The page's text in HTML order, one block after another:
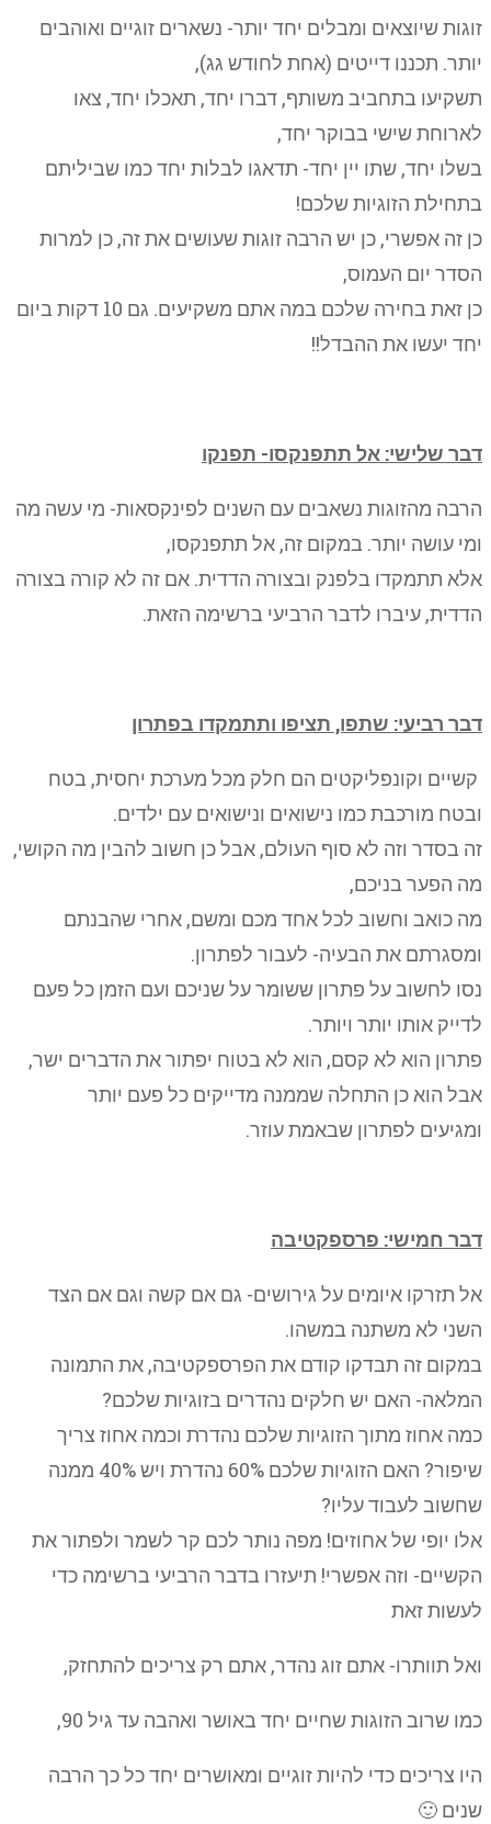
זוגות שיוצאים ומבלים יחד יותר- נשארים זוגיים ואוהבים
יותר. תכננו דייטים (אחת לחודש גג),
תשקיעו בתחביב משותף, דברו יחד, תאכלו יחד, צאו
לארוחת שישי בבוקר יחד,
בשלו יחד, שתו יין יחד- תדאגו לבלות יחד כמו שביליתם
בתחילת הזוגיות שלכם!
כן זה אפשרי, כן יש הרבה זוגות שעושים את זה, כן למרות
הסדר יום העמוס,
כן זאת בחירה שלכם במה אתם משקיעים. גם 10 דקות ביום
יחד יעשו את ההבדל!!
דבר שלישי: אל תתפנקסו- תפנקו
הרבה מהזוגות נשאבים עם השנים לפינקסאות- מי עשה מה
ומי עושה יותר. במקום זה, אל תתפנקסו,
אלא תתמקדו בלפנק ובצורה הדדית. אם זה לא קורה בצורה
הדדית, עיברו לדבר הרביעי ברשימה הזאת.
דבר רביעי: שתפו, תציפו ותתמקדו בפתרון
קשיים וקונפליקטים הם חלק מכל מערכת יחסית, בטח
ובטח מורכבת כמו נישואים ונישואים עם ילדים.
זה בסדר וזה לא סוף העולם, אבל כן חשוב להבין מה הקושי,
מה הפער בניכם,
מה כואב וחשוב לכל אחד מכם ומשם, אחרי שהבנתם
ומסגרתם את הבעיה- לעבור לפתרון.
נסו לחשוב על פתרון ששומר על שניכם ועם הזמן כל פעם
לדייק אותו יותר ויותר.
פתרון הוא לא קסם, הוא לא בטוח יפתור את הדברים ישר,
אבל הוא כן התחלה שממנה מדייקים כל פעם יותר
ומגיעים לפתרון שבאמת עוזר.
דבר חמישי: פרספקטיבה
אל תזרקו איומים על גירושים- גם אם קשה וגם אם הצד
השני לא משתנה במשהו.
במקום זה תבדקו קודם את הפרספקטיבה, את התמונה
המלאה- האם יש חלקים נהדרים בזוגיות שלכם?
כמה אחוז מתוך הזוגיות שלכם נהדרת וכמה אחוז צריך
שיפור? האם הזוגיות שלכם 60% נהדרת ויש 40% ממנה
שחשוב לעבוד עליו?
אלו יופי של אחוזים! מפה נותר לכם קר לשמר ולפתור את
הקשיים- וזה אפשרי! תיעזרו בדבר הרביעי ברשימה כדי
לעשות זאת
ואל תוותרו- אתם זוג נהדר, אתם רק צריכים להתחזק,
כמו שרוב הזוגות שחיים יחד באושר ואהבה עד גיל 90,
היו צריכים כדי להיות זוגיים ומאושרים יחד כל כך הרבה
שנים 🙂